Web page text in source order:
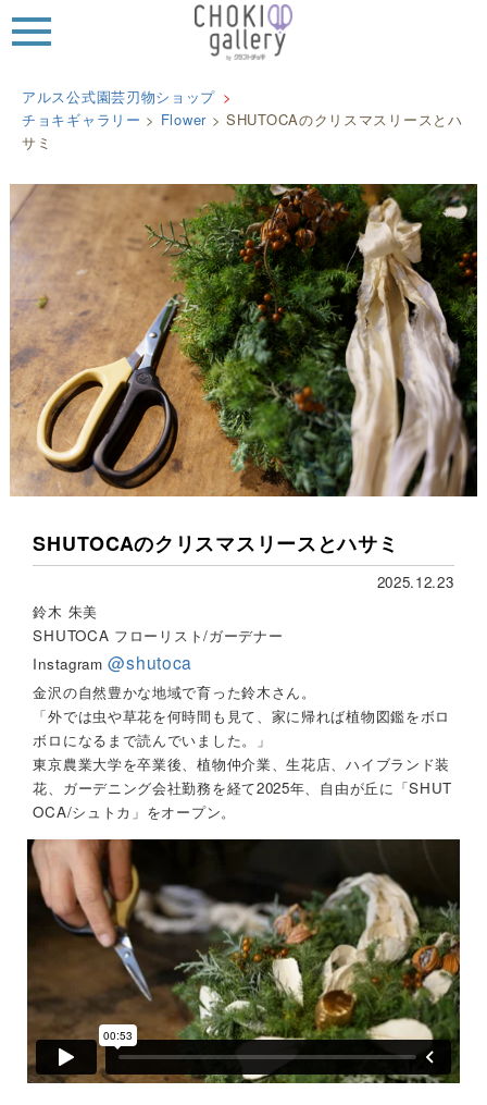
MEN
アルス公式園芸刃物ショップ
チョキギャラリー > Flower>SHUTOCAのクリスマスリースとハ
サミ
SHUTOCAのクリスマスリースとハサミ
2025.12.23
鈴木 朱美
SHUTOCA フローリスト/ガーデナー
Instagram@shutoca
金沢の自然豊かな地域で育った鈴木さん。
「外では虫や草花を何時間も見て、家に帰れば植物図鑑をボロ
ボロになるまで読んでいました。」
東京農業大学を卒業後、植物仲介業、生花店、ハイブランド装
花、ガーデニング会社勤務を経て2025年、自由が丘に「SHUT
OCA/シュトカ」をオープン。